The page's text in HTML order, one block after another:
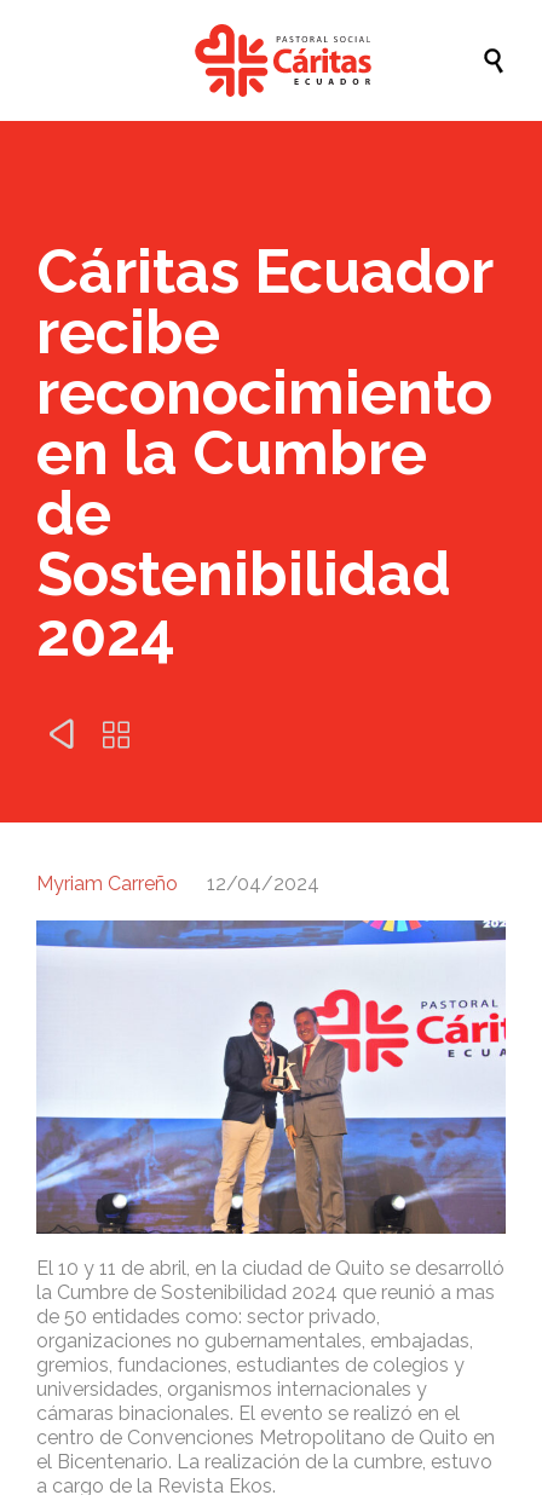

Cáritas Ecuador
recibe
reconocimiento
en la Cumbre
de
Sostenibilidad
2024
 
Myriam Carreño 12/04/2024
El 10 y 11 de abril, en la ciudad de Quito se desarrolló
la Cumbre de Sostenibilidad 2024 que reunió a mas
de 50 entidades como: sector privado,
organizaciones no gubernamentales, embajadas,
gremios, fundaciones, estudiantes de colegios y
universidades, organismos internacionales y
cámaras binacionales. El evento se realizó en el
centro de Convenciones Metropolitano de Quito en
el Bicentenario. La realización de la cumbre, estuvo
a cargo de la Revista Ekos.